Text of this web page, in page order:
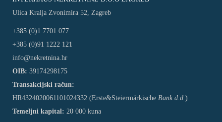
Ulica Kralja Zvonimira 52, Zagreb
+385 (0)1 7701 077
+385 (0)91 1222 121
info@nekretnina.hr
OIB: 39174298175
Transakcijski račun:
HR4324020061101024332 (Erste&Steiermärkische Bank d.d. )
Temeljni kapital: 20 000 kuna